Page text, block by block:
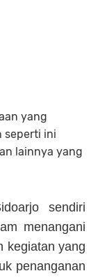
yang
seperti ini
lainnya yang
sendiri
menangani
kegiatan yang
penanganan